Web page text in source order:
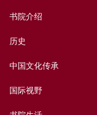
书院介绍
历史
中国文化传承
国际视野